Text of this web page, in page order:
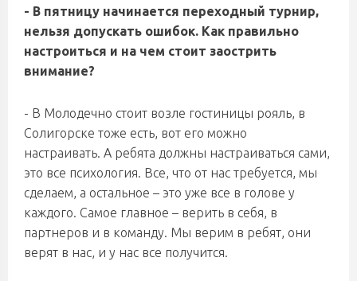
- В пятницу начинается переходный турнир,
нельзя допускать ошибок. Как правильно
настроиться и на чем стоит заострить
внимание?
- В Молодечно стоит возле гостиницы рояль, в
Солигорске тоже есть, вот его можно
настраивать. А ребята должны настраиваться сами,
это все психология. Все, что от нас требуется, мы
сделаем, а остальное – это уже все в голове у
каждого. Самое главное – верить в себя, в
партнеров и в команду. Мы верим в ребят, они
верят в нас, и у нас все получится.